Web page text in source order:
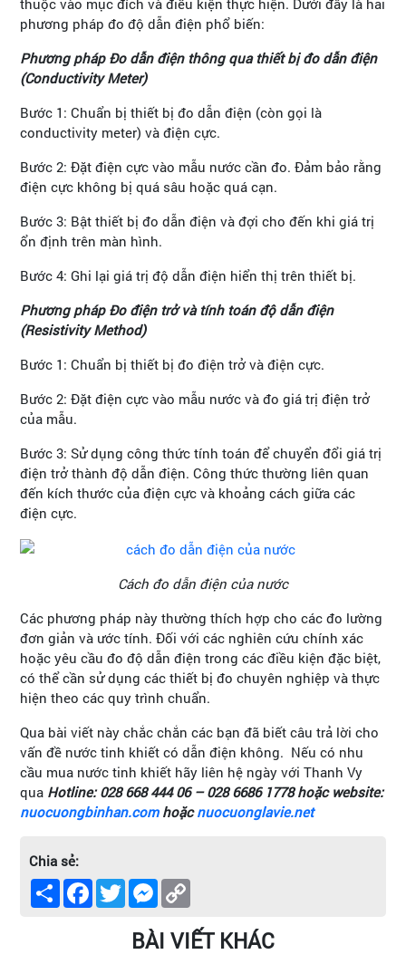
phương pháp đo độ dẫn điện phổ biến:
Phương pháp Đo dẫn điện thông qua thiết bị đo dẫn điện
(Conductivity Meter)
Bước 1: Chuẩn bị thiết bị đo dẫn điện (còn gọi là
conductivity meter) và điện cực.
Bước 2: Đặt điện cực vào mẫu nước cần đo. Đảm bảo rằng
điện cực không bị quá sâu hoặc quá cạn.
Bước 3: Bật thiết bị đo dẫn điện và đợi cho đến khi giá trị
ổn định trên màn hình.
Bước 4: Ghi lại giá trị độ dẫn điện hiển thị trên thiết bị.
Phương pháp Đo điện trở và tính toán độ dẫn điện
(Resistivity Method)
Bước 1: Chuẩn bị thiết bị đo điện trở và điện cực.
Bước 2: Đặt điện cực vào mẫu nước và đo giá trị điện trở
của mẫu.
Bước 3: Sử dụng công thức tính toán để chuyển đổi giá trị
điện trở thành độ dẫn điện. Công thức thường liên quan
đến kích thước của điện cực và khoảng cách giữa các
điện cực.
Cách đo dẫn điện của nước
Các phương pháp này thường thích hợp cho các đo lường
đơn giản và ước tính. Đối với các nghiên cứu chính xác
hoặc yêu cầu đo độ dẫn điện trong các điều kiện đặc biệt,
có thể cần sử dụng các thiết bị đo chuyên nghiệp và thực
hiện theo các quy trình chuẩn.
Qua bài viết này chắc chắn các bạn đã biết câu trả lời cho
vấn đề nước tinh khiết có dẫn điện không. Nếu có nhu
cầu mua nước tinh khiết hãy liên hệ ngày với Thanh Vy
qua Hotline: 028 668 444 06 – 028 6686 1778 hoặc website:
nuocuongbinhan.comhoặcnuocuonglavie.net
Chia sẻ:
Share Facebook
TwitterMessenger
BÀI VIẾT KHÁC